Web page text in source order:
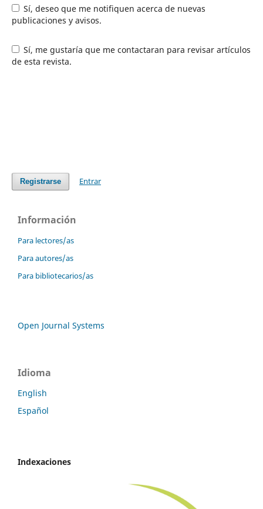
Sí, deseo que me notifiquen acerca de nuevas
publicaciones y avisos.
Sí, me gustaría que me contactaran para revisar artículos
de esta revista.
Registrarse Entrar
Información
Para lectores/as
Para autores/as
Para bibliotecarios/as
Open Journal Systems
Idioma
English
Español
Indexaciones